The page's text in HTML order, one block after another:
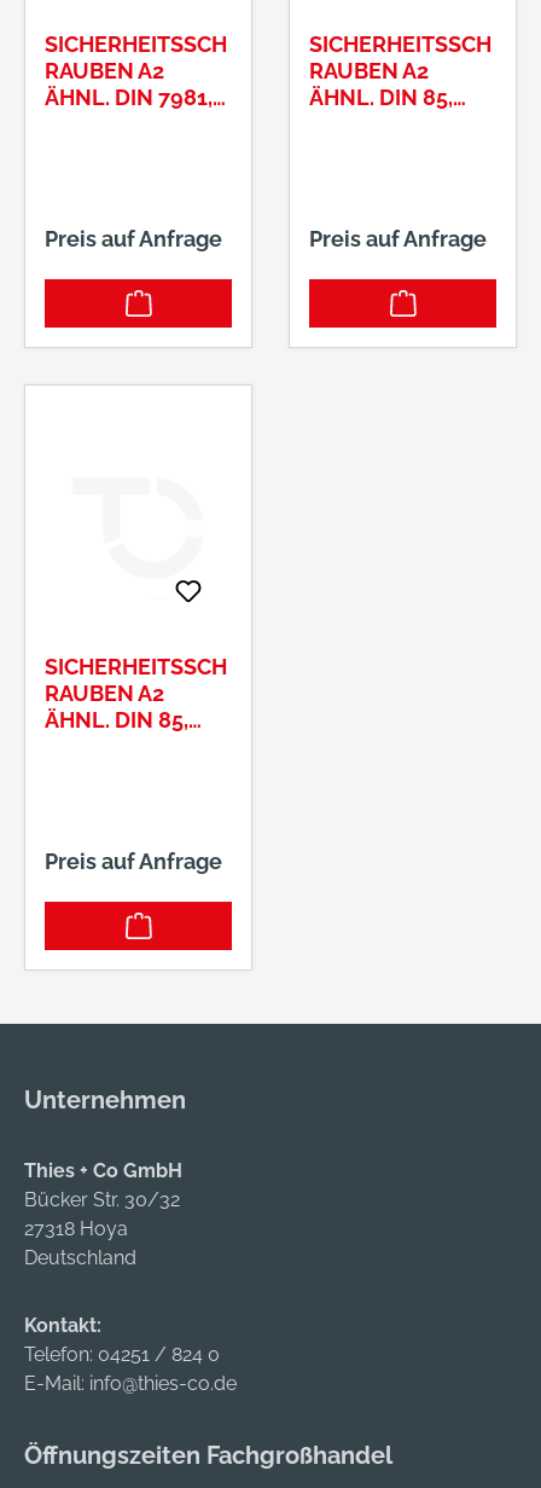
SICHERHEITSSCH
RAUBEN A2
ÄHNL. DIN 7981,
Preis auf Anfrage
SICHERHEITSSCH
RAUBEN A2
ÄHNL. DIN 85,
Preis auf Anfrage
SICHERHEITSSCH
RAUBEN A2
ÄHNL. DIN 85,
Preis auf Anfrage
Unternehmen
Thies + Co GmbH
Bücker Str. 30/32
27318 Hoya
Deutschland
Kontakt:
Telefon: 04251 / 824 0
E-Mail: info@thies-co.de
Öffnungszeiten Fachgroßhandel